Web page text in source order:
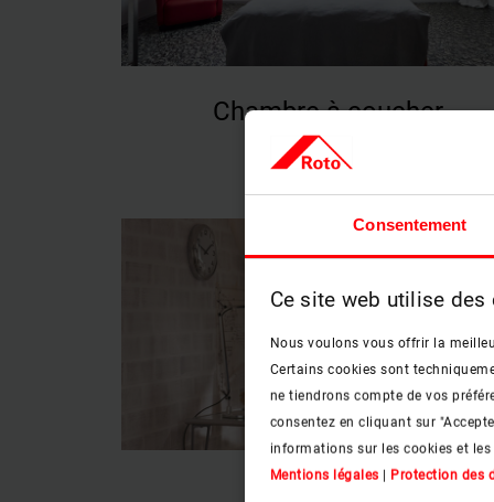
Consentement
Ce site web utilise des
Nous voulons vous offrir la
Certains cookies sont
ne tiendrons compte de vos
consentez en cliquant sur
informations sur les cookies et
Mentions légales | Protection des
Chambre à coucher
En savoir plus